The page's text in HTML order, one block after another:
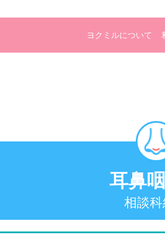
ヨクミルについて
耳鼻
相談